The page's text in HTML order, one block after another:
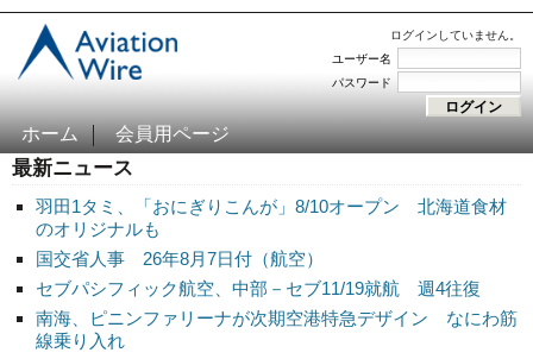
ログインしていません。
ユーザー名
パスワード
ホーム 会員用ページ
最新ニュース
羽田1タミ、「おにぎりこんが」8/10オープン 北海道食材
のオリジナルも
国交省人事 26年8月7日付（航空）
セブパシフィック航空、中部－セブ11/19就航 週4往復
南海、ピニンファリーナが次期空港特急デザイン なにわ筋
線乗り入れ